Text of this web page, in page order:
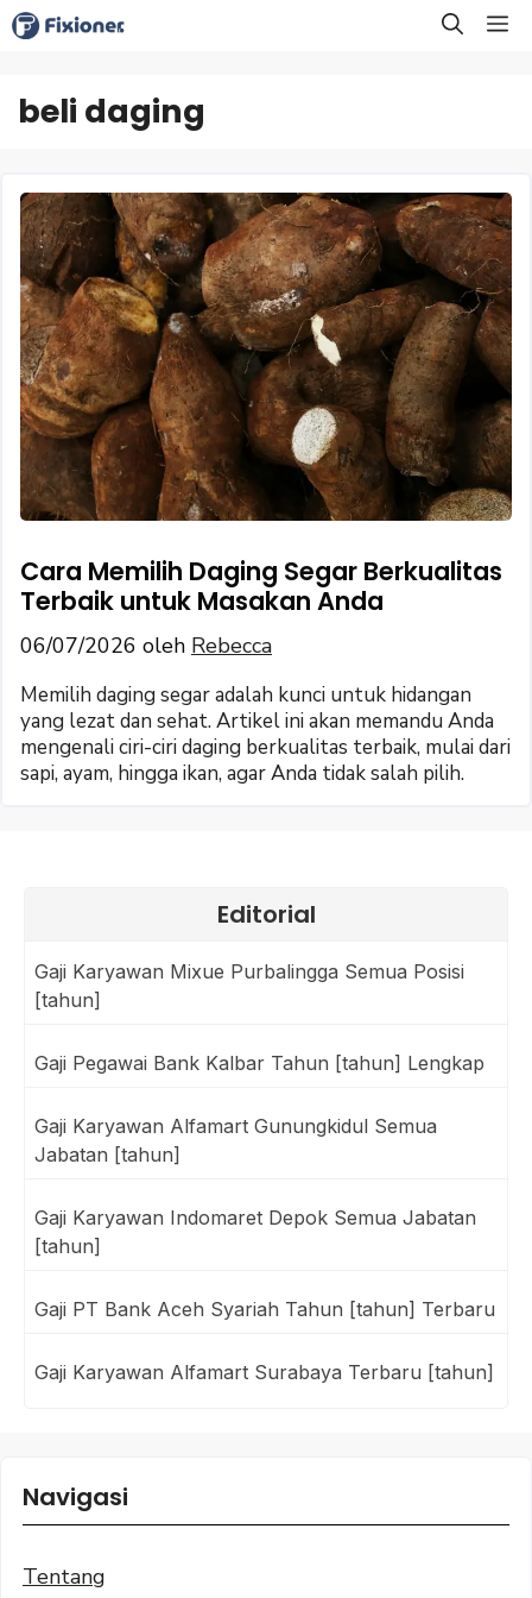
Langsung
ke
beli daging
Cara Memilih Daging Segar Berkualitas
Terbaik untuk Masakan Anda
06/07/2026 oleh Rebecca
Memilih daging segar adalah kunci untuk hidangan
yang lezat dan sehat. Artikel ini akan memandu Anda
mengenali ciri-ciri daging berkualitas terbaik, mulai dari
sapi, ayam, hingga ikan, agar Anda tidak salah pilih.
Editorial
Gaji Karyawan Mixue Purbalingga Semua Posisi
[tahun]
Gaji Pegawai Bank Kalbar Tahun [tahun] Lengkap
Gaji Karyawan Alfamart Gunungkidul Semua
Jabatan [tahun]
Gaji Karyawan Indomaret Depok Semua Jabatan
[tahun]
Gaji PT Bank Aceh Syariah Tahun [tahun] Terbaru
Gaji Karyawan Alfamart Surabaya Terbaru [tahun]
Navigasi
Tentang